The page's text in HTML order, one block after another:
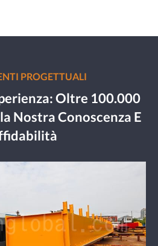
PROGETTUALI
Oltre 100.000
Nostra Conoscenza E